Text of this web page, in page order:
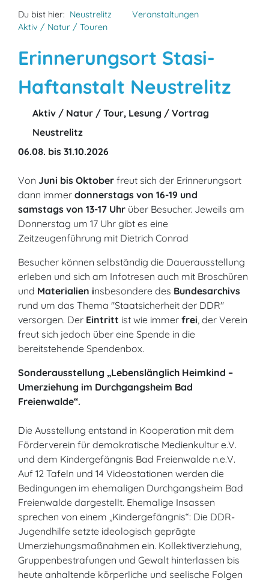
Du bist hier: Neustrelitz
Veranstaltungen
Aktiv / Natur / Touren
Erinnerungsort Stasi-
Haftanstalt Neustrelitz
Aktiv / Natur / Tour, Lesung / Vortrag
Neustrelitz
06.08. bis 31.10.2026
Von Juni bis Oktober freut sich der Erinnerungsort
dann immer donnerstags von 16-19 und
samstags von 13-17 Uhr über Besucher. Jeweils am
Donnerstag um 17 Uhr gibt es eine
Zeitzeugenführung mit Dietrich Conrad
Besucher können selbständig die Dauerausstellung
erleben und sich am Infotresen auch mit Broschüren
und Materialien insbesondere des Bundesarchivs
rund um das Thema "Staatsicherheit der DDR"
versorgen. Der Eintritt ist wie immer frei, der Verein
freut sich jedoch über eine Spende in die
bereitstehende Spendenbox.
Sonderausstellung „Lebenslänglich Heimkind –
Umerziehung im Durchgangsheim Bad
Freienwalde“.
Die Ausstellung entstand in Kooperation mit dem
Förderverein für demokratische Medienkultur e.V.
und dem Kindergefängnis Bad Freienwalde n.e.V.
Auf 12 Tafeln und 14 Videostationen werden die
Bedingungen im ehemaligen Durchgangsheim Bad
Freienwalde dargestellt. Ehemalige Insassen
sprechen von einem „Kindergefängnis“: Die DDR-
Jugendhilfe setzte ideologisch geprägte
Umerziehungsmaßnahmen ein. Kollektiverziehung,
Gruppenbestrafungen und Gewalt hinterlassen bis
heute anhaltende körperliche und seelische Folgen